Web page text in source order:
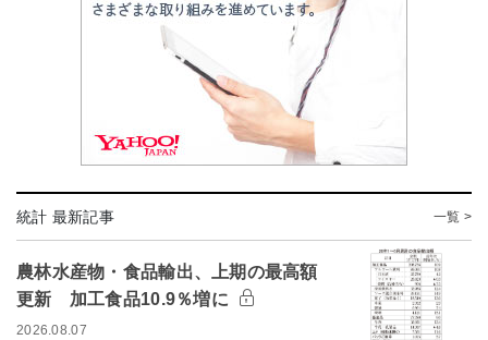
統計 最新記事 一覧 >
農林水産物・食品輸出、上期の最高額
更新 加工食品10.9％増に
2026.08.07